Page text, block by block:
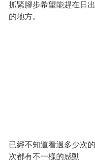
抓緊腳步希望能趕在日
的地方。
已經不知道看過多少次
次都有不一樣的感動